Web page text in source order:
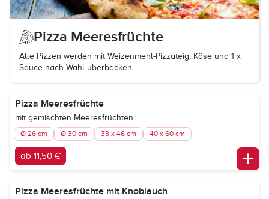
Pizza Meeresfrüchte
Alle Pizzen werden mit Weizenmehl-Pizzateig, Käse und 1 x
Sauce nach Wahl überbacken.
Pizza Meeresfrüchte
mit gemischten Meeresfrüchten
Ø 26 cm Ø 30 cm 33 x 46 cm 40 x 60 cm
ab 11,50 €
Pizza Meeresfrüchte mit Knoblauch